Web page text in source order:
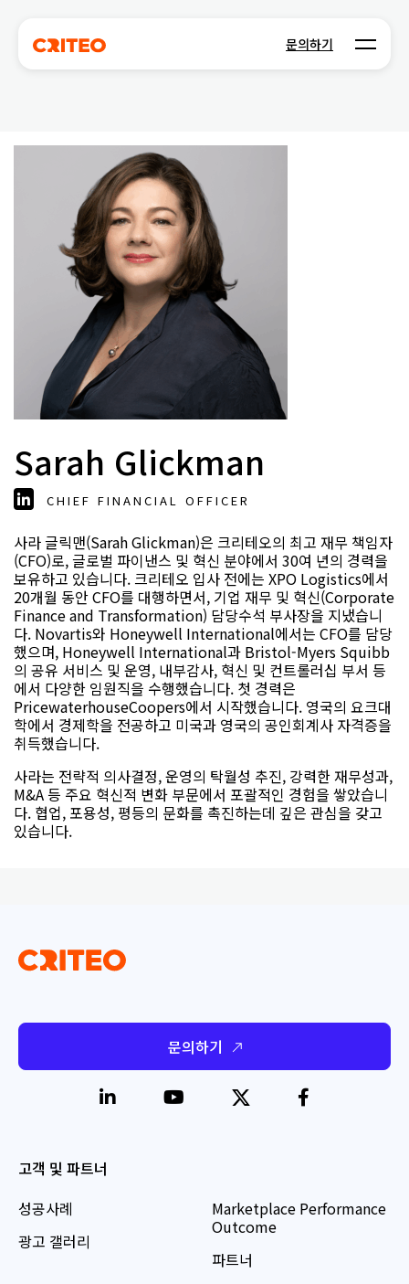
문의하기 Open
Sarah Glickman
CHIEF FINANCIAL OFFICER
사라 글릭맨(Sarah Glickman)은 크리테오의 최고 재무 책임자
(CFO)로, 글로벌 파이낸스 및 혁신 분야에서 30여 년의 경력을
보유하고 있습니다. 크리테오 입사 전에는 XPO Logistics에서
20개월 동안 CFO를 대행하면서, 기업 재무 및 혁신(Corporate
Finance and Transformation) 담당수석 부사장을 지냈습니
다. Novartis와 Honeywell International에서는 CFO를 담당
했으며, Honeywell International과 Bristol-Myers Squibb
의 공유 서비스 및 운영, 내부감사, 혁신 및 컨트롤러십 부서 등
에서 다양한 임원직을 수행했습니다. 첫 경력은
PricewaterhouseCoopers에서 시작했습니다. 영국의 요크대
학에서 경제학을 전공하고 미국과 영국의 공인회계사 자격증을
취득했습니다.
사라는 전략적 의사결정, 운영의 탁월성 추진, 강력한 재무성과,
M&A 등 주요 혁신적 변화 부문에서 포괄적인 경험을 쌓았습니
다. 협업, 포용성, 평등의 문화를 촉진하는데 깊은 관심을 갖고
있습니다.
문의하기
고객 및 파트너
성공사례
광고 갤러리
Marketplace Performance
Outcome
파트너